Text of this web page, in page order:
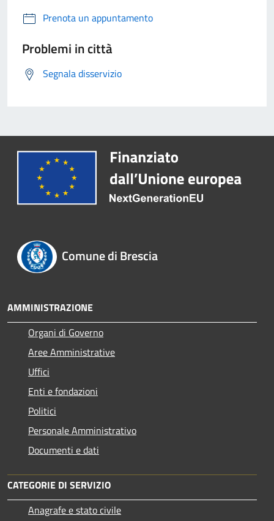
Prenota un appuntamento
Problemi in città
Segnala disservizio
Comune di Brescia
AMMINISTRAZIONE
Organi di Governo
Aree Amministrative
Uffici
Enti e fondazioni
Politici
Personale Amministrativo
Documenti e dati
CATEGORIE DI SERVIZIO
Anagrafe e stato civile